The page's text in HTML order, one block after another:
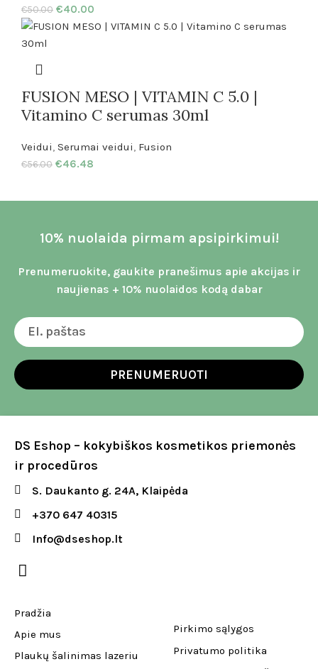
€50.00 €40.00
FUSION MESO | VITAMIN C 5.0 |
Vitamino C serumas 30ml
Veidui, Serumai veidui, Fusion
€56.00 €46.48
10% nuolaida pirmam apsipirkimui!
Prenumeruokite, gaukite pranešimus apie akcijas ir
naujienas + 10% nuolaidos kodą dabar
PRENUMERUOTI
DS Eshop – kokybiškos kosmetikos priemonės
ir procedūros
S. Daukanto g. 24A, Klaipėda
+370 647 40315
Info@dseshop.lt
Pradžia
Apie mus
Plaukų šalinimas lazeriu
Pirkimo sąlygos
Privatumo politika